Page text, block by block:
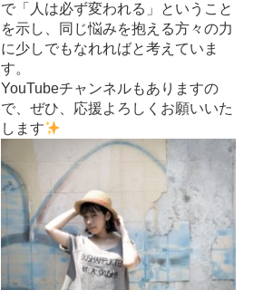
で「人は必ず変われる」ということ
を示し、同じ悩みを抱える方々の力
に少しでもなれればと考えていま
す。
YouTubeチャンネルもありますの
で、ぜひ、応援よろしくお願いいた
します